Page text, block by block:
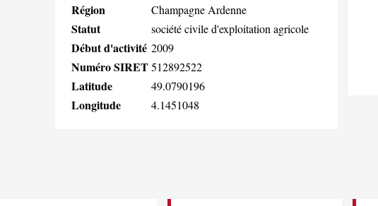
Région Champagne Ardenne
Statut société civile d'exploitation agricole
Début d'activité 2009
Numéro SIRET512892522
Latitude 49.0790196
Longitude 4.1451048